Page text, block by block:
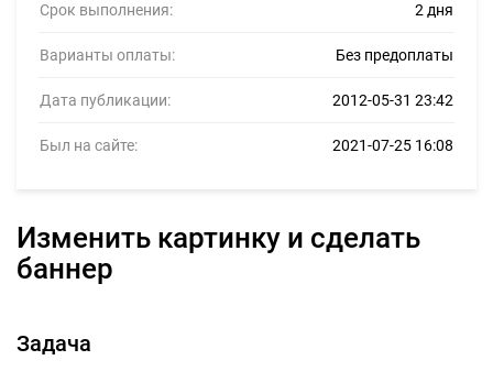
Срок выполнения: 2 дня
Варианты оплаты: Без предоплаты
Дата публикации: 2012-05-31 23:42
Был на сайте: 2021-07-25 16:08
Изменить картинку и сделать
баннер
Задача